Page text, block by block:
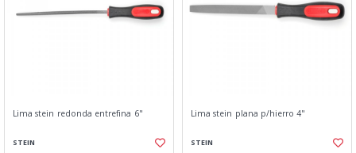
Lima stein redonda entrefina 6"
STEIN
Lima stein plana p/hierro 4"
STEIN